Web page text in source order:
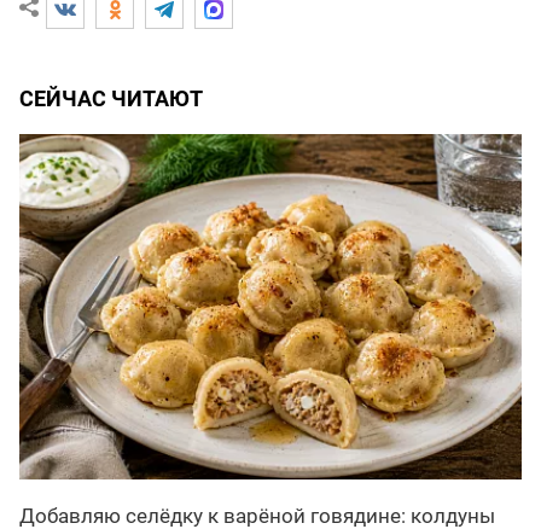
СЕЙЧАС ЧИТАЮТ
Добавляю селёдку к варёной говядине: колдуны